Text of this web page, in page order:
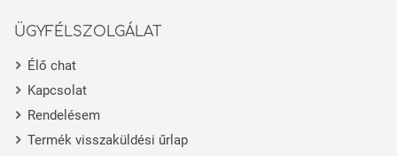
ÜGYFÉLSZOLGÁLAT
Élő chat
Kapcsolat
Rendelésem
Termék visszaküldési űrlap